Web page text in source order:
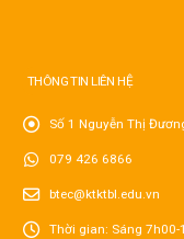
THÔNG TIN LIÊN HỆ
Số 1 Nguyễn Thị
079 426 6866
btec@ktktbl.edu.vn
Thời gian: Sáng